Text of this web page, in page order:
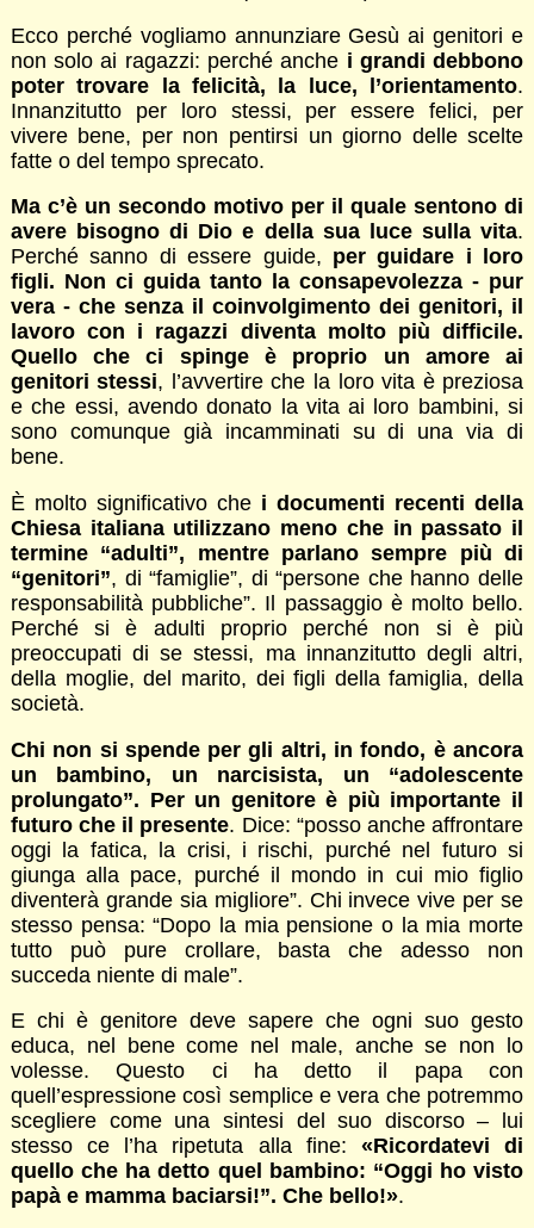
Ecco perché vogliamo annunziare Gesù ai genitori e
non solo ai ragazzi: perché anche i grandi debbono
poter trovare la felicità, la luce, l’orientamento.
Innanzitutto per loro stessi, per essere felici, per
vivere bene, per non pentirsi un giorno delle scelte
fatte o del tempo sprecato.
Ma c’è un secondo motivo per il quale sentono di
avere bisogno di Dio e della sua luce sulla vita.
Perché sanno di essere guide, per guidare i loro
figli. Non ci guida tanto la consapevolezza - pur
vera - che senza il coinvolgimento dei genitori, il
lavoro con i ragazzi diventa molto più difficile.
Quello che ci spinge è proprio un amore ai
genitori stessi, l’avvertire che la loro vita è preziosa
e che essi, avendo donato la vita ai loro bambini, si
sono comunque già incamminati su di una via di
bene.
È molto significativo che i documenti recenti della
Chiesa italiana utilizzano meno che in passato il
termine “adulti”, mentre parlano sempre più di
“genitori”, di “famiglie”, di “persone che hanno delle
responsabilità pubbliche”. Il passaggio è molto bello.
Perché si è adulti proprio perché non si è più
preoccupati di se stessi, ma innanzitutto degli altri,
della moglie, del marito, dei figli della famiglia, della
società.
Chi non si spende per gli altri, in fondo, è ancora
un bambino, un narcisista, un “adolescente
prolungato”. Per un genitore è più importante il
futuro che il presente. Dice: “posso anche affrontare
oggi la fatica, la crisi, i rischi, purché nel futuro si
giunga alla pace, purché il mondo in cui mio figlio
diventerà grande sia migliore”. Chi invece vive per se
stesso pensa: “Dopo la mia pensione o la mia morte
tutto può pure crollare, basta che adesso non
succeda niente di male”.
E chi è genitore deve sapere che ogni suo gesto
educa, nel bene come nel male, anche se non lo
volesse. Questo ci ha detto il papa con
quell’espressione così semplice e vera che potremmo
scegliere come una sintesi del suo discorso – lui
stesso ce l’ha ripetuta alla fine: «Ricordatevi di
quello che ha detto quel bambino: “Oggi ho visto
papà e mamma baciarsi!”. Che bello!».